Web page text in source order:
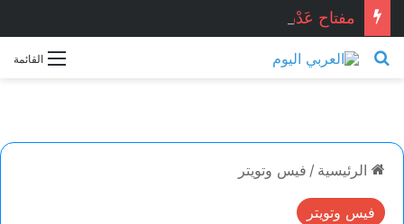
مفتاح عَدْن . . . محمد زينو شومان / لبنان
القائمة بحث عن
الرئيسية / فيس وتويتر
فيس وتويتر